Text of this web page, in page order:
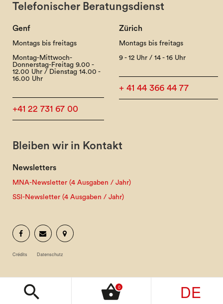
search 0
shopping_basket DE
Telefonischer Beratungsdienst
Genf
Montags bis freitags
Montag-Mittwoch-
Donnerstag-Freitag 9.00 -
12.00 Uhr / Dienstag 14.00 -
16.00 Uhr
+41 22 731 67 00
Zürich
Montags bis freitags
9 - 12 Uhr / 14 - 16 Uhr
+ 41 44 366 44 77
Bleiben wir in Kontakt
Newsletters
MNA-Newsletter (4 Ausgaben / Jahr)
SSI-Newsletter (4 Ausgaben / Jahr)
Crédits Datenschutz